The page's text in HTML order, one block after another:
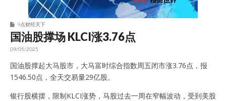
9点财经天下
国油股撑场 KLCI涨3.76点
09/05/2025
国油股撑起大马股市，大马富时综合指数周五闭市涨3.76点，报
1546.50点，全天交易量29亿股。
银行股横摆，限制KLCI涨势，马股过去一周在窄幅波动，受到美股